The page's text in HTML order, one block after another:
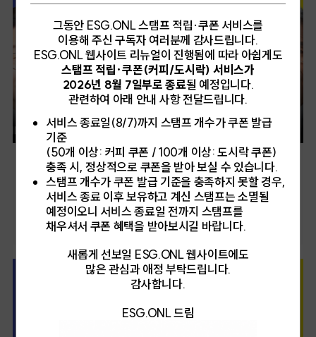
이때 ESG는 불균형한 시간을 매만지는 불완전. 나에게 커피 잔 밖으로 수천 킬로미터
떨어진 현실은 너무 멀리 있었다. 그러나 이제 보니 온종일 혀 끝을 만지는 쌉싸래한
여운은 남반구의 소녀가 먼지를 들이마시며 수확한 시간의 맛이었다. 이른 새벽
고산지대의 습기, 기후 변화의 예언서, 탄소의 무게, 불투명한 공급망의 그림자, 벌레
먹은 커피콩을 골라내는 소년의 손마디, 룽고 한 잔이 남긴 이산화탄소의 발자국,
유기농이라는 품사로 위장한 해충제, 공정무역의 이상한 미소의 껍질, 커피 브랜드의
회계장부, 먼 항구와 뱃길의 냄새가 은은히 섞인 채. 오늘 내가 마시는 5,800원짜리
라테의 하트모양 스팀밀크 거품은, 말하자면, 브라질의 골짜기와 바다 사이에 갇힌
소작농의 손에서 출발해, 코스타리카의 협동조합, 스위스의 수입상, 암스테르담의
가격협상 테이블, 동남아의 세척공장을 거쳐 온 결정체이자, 도덕적 유체이자, 지구의
기압 차로 사출된 액체이다. 노동은 뜨겁고 길다. 소년 소녀 노동자들은 학교에 가는
대신 바구니를 들고는 일회용 컵 안에서 시계태엽처럼 돌고 있다. 아름다우나
잔혹하게는 비치지 않도록 설계된 체계. 그게 지금 이 커피인 것이다.아침을 깨우는
알람이 잠들지 않는 자책의 서사로 변형되는 과정에는 무엇을 마시느냐보다 어떻게
마시느냐에 대한 질문이 웅크리고 있었다. 이 커피는 진짜 착한가? 이 커피를 마시면
진짜 좋은 사람이 될까? 중요한 질문은 늘 그런 식, 복잡하고, 모호하고, 미묘한 산미와
죄책감이 소용돌이친다. 꼭 커피처럼. 한국인은 빠르다. 효율을 사랑한다. ESG의
속도는 때로 뒤처진다. 혹은 너무 느려서 지치게 만든다. 어떤 날은 커피를 마시는
과정조차 피곤하다. 카페 문을 여는 순간부터. 뭘 마시지? 라테? 아메리카노? 콩은
어떻게 갈아달라고 하지? 중간? 굵게? 우유는? 내 성격의 반은 결정 장애, 나머지
반은 결정 끝의 죄책감. 커피 한 잔 주문하면서 나는 무기력과 죄책감 사이에서
머뭇거린다. 너무 많은 선택지, 너무 많은 정보, 너무 많은 도덕. 모든 것과 모든 것의
무한대. 커피를 마시는 행위는 인류가 정교하게 분할한 노동의 결과물. 좋은 소비자가
정당성을 부여하려는 순간에도, 마시고 바로 버린다는 테이크아웃 커피의 모토는
책임져야 할 중요한 과제라고 강조한 세 조직의 힘을 확인해 보자.[DEI LAB 세미나
'돌보는 조직은 무엇을 바꾸는가?' ⓒ ESG.ONL/ESG오늘]'함께 돌보는 경험'을
나누는 직장 어린이집 연대사회적 가치와 임팩트를 추구하는 비영리 사단법인인
'루트임팩트'는 '모두의 숲 어린이집'이라는 이름의 컨소시엄형 직장 어린이집을
운영하고 있다. 구성원들이 생애주기에 따라 돌봄이라는 과제에 직면하고, 출산 이후
직장으로 복귀하지 못하는 사례를 경험하며 직장어린이집 설립의 필요성을 절감한
결과다. 뜻은 세웠지만 소규모 조직의 특성상 단독으로 어린이집을 설치하기는 쉽지
않았다. 궁리 끝에 루트임팩트는 '여러 임팩트 조직들이 협력해 공동으로 운영하는
직장형 어린이집'이라는 해법에 도달했다. '모두의 숲 어린이집'은 단순한 보육공간을
넘어 아이, 부모, 교사 모두가 함께 문화를 만들어가는 공간으로 설계되었다. 법정
기준보다 낮은 교사 대 아동 비율을 유지하고, 부모의 자발적인 참여로 운영한다.
다양한 조직 간 연계 활동이 가능하다는 장점도 살려 돌봄의 질과 신뢰를 함께 높여가고
있다. 루트임팩트는 이 모델을 통해 '혼자는 어렵지만 함께라면 가능하다'는 대안을
제시한다. 돌봄을 공동 책임으로 확장하는 조직 문화 가능성도 보여준다. '함께 돌보는
경험'으로 포용적 일터를 실험하고, 조직의 연대를 통해 돌봄의 조직문화를 확장해 나갈
수 있다는 메시지가 와닿는다. [DEI LAB 세미나 중 루트임팩트, 패스트파이브, 토스
참석패널 ⓒ ESG.ONL/ESG오늘]사업 지속성과 돌봄의 연결고리공유오피스 공간
실질적으로 줄이기 위해 '다람 패스트파이브 어린이집'을 운영하고 있다. 스타트업과
같은 창업 기업의 구성원은 복지를 누리기 어렵다는 점을 바탕으로 여성대표들이
육아문제로 사업을 중단하는 경우를 보며 돌봄지원은 단지 복지차원이 아닌
사업지속성과 직결된다는 점을 인식한 것이 시작이었다. 패스트파이브는 업무공간을
제공하는 데 그치지 않고 입주 구성원의 삶 전체를 향한 지원까지 접근 범위를 확장하는
것이 회사의 브랜드 가치와도 연결된다는 점을 강조했다.조직 구성원 근처에서 맞닿는
[제21대 대통령 선거]
내일, 우리가 살아갈 사회를 선택할 시간
드디어 내일은 제21대 대통령 선거일이다. 예정보다 이른 대선을 치르게 된 상황에
대해 국제사회는 한국사회가 보여준 민주주의와 공론장의 힘에 대해 다양한 관점의
평론을 내놓은 바 있다. 한국사회는 국가 경쟁력과 사회적 신뢰 기준으로 자리를
지역균형 등 다양한 사회적 가치에 대한 자신과 정당의 입장을 표명하며 유권자들의
선택을 호소 중이다. 더불어민주당 이재명 후보, 민주노동당 권영국 후보는 노동권
강화, 사회적 약자 보호에 적극적인 입장을 밝혔고, 국민의힘 김문수 후보, 개혁신당
이준석 후보는 노동시장 유연화와 지방분권에 주목했다. ESG.ONL은 각 정당
사회정책 공약을 살펴보려 한다. [더불어민주당 이재명 후보 ⓒ 이재명 후보 페이스북]
그동안 ESG.ONL 스탬프 적립·쿠폰 서비스를
이용해 주신 구독자 여러분께 감사드립니다.
ESG.ONL 웹사이트 리뉴얼이 진행됨에 따라 아쉽게도
스탬프 적립·쿠폰(커피/도시락) 서비스가
2026년 8월 7일부로 종료될 예정입니다.
관련하여 아래 안내 사항 전달드립니다.
서비스 종료일(8/7)까지 스탬프 개수가 쿠폰 발급
기준
(50개 이상: 커피 쿠폰 / 100개 이상: 도시락 쿠폰)
충족 시, 정상적으로 쿠폰을 받아 보실 수 있습니다.
스탬프 개수가 쿠폰 발급 기준을 충족하지 못할 경우,
서비스 종료 이후 보유하고 계신 스탬프는 소멸될
예정이오니 서비스 종료일 전까지 스탬프를
채우셔서 쿠폰 혜택을 받아보시길 바랍니다.
새롭게 선보일 ESG.ONL 웹사이트에도
많은 관심과 애정 부탁드립니다.
감사합니다.
ESG.ONL 드림